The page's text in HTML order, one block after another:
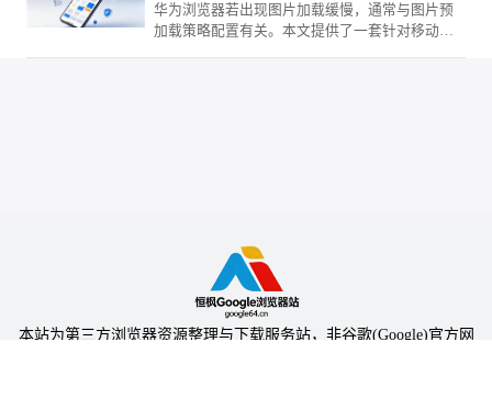
华为浏览器若出现图片加载缓慢，通常与图片预
加载策略配置有关。本文提供了一套针对移动网
本站为第三方浏览器资源整理与下载服务站，非谷歌(Google)官方网